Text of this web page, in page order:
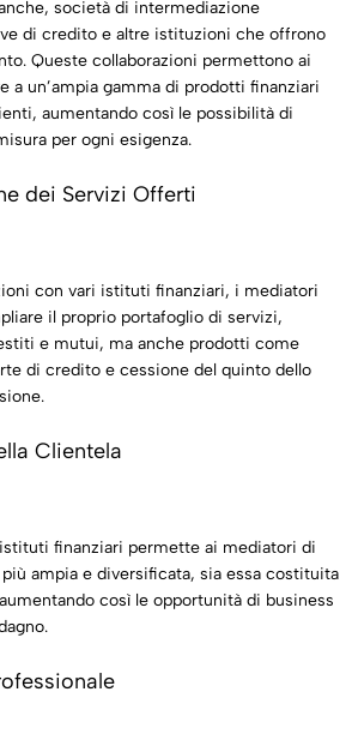
società di intermediazione
di credito e altre istituzioni che offrono
Queste collaborazioni permettono ai
a un’ampia gamma di prodotti finanziari
aumentando così le possibilità di
per ogni esigenza.
dei Servizi Offerti
con vari istituti finanziari, i mediatori
il proprio portafoglio di servizi,
e mutui, ma anche prodotti come
di credito e cessione del quinto dello
Clientela
finanziari permette ai mediatori di
ampia e diversificata, sia essa costituita
così le opportunità di business